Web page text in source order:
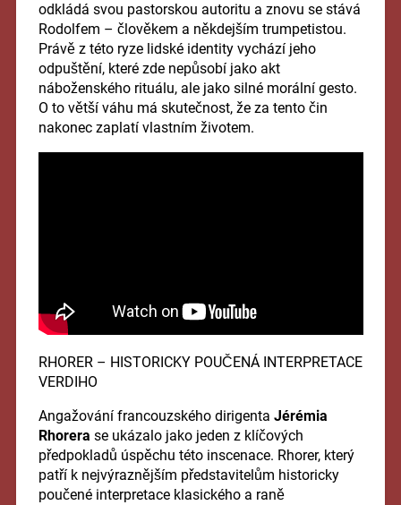
odkládá svou pastorskou autoritu a znovu se stává
Rodolfem – člověkem a někdejším trumpetistou.
Právě z této ryze lidské identity vychází jeho
odpuštění, které zde nepůsobí jako akt
náboženského rituálu, ale jako silné morální gesto.
O to větší váhu má skutečnost, že za tento čin
nakonec zaplatí vlastním životem.
RHORER – HISTORICKY POUČENÁ INTERPRETACE
VERDIHO
Angažování francouzského dirigenta Jérémia
Rhorera se ukázalo jako jeden z klíčových
předpokladů úspěchu této inscenace. Rhorer, který
patří k nejvýraznějším představitelům historicky
poučené interpretace klasického a raně